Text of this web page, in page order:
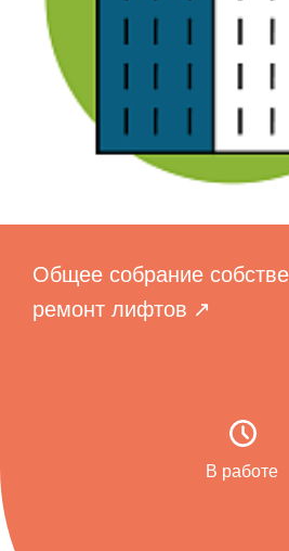
Общее собрание
ремонт лифтов
В работе